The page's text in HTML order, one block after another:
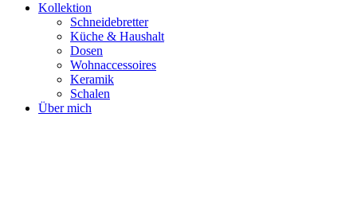
Kollektion
Schneidebretter
Küche & Haushalt
Dosen
Wohnaccessoires
Keramik
Schalen
Über mich